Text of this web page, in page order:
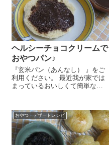
ヘルシーチョコクリームで
おやつパン♪
『玄米パン（あんなし） 』をご
利用ください。 最近我が家では
まっているおいしくて簡単なお
レーン）』＋ヘルシーチョコク
リームの組み合わせ～😉 すごい
シンプルなんですが...
おやつ・デザートレシピ